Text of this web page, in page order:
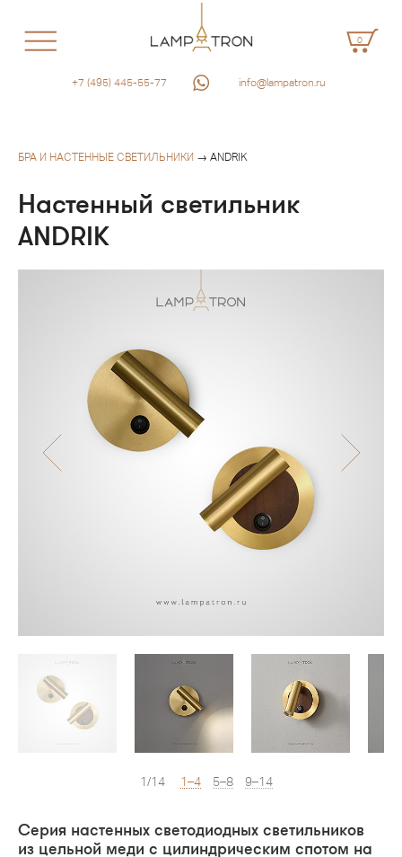
0
+7 (495) 445-55-77 info@lampatron.ru
БРА И НАСТЕННЫЕ СВЕТИЛЬНИКИ → ANDRIK
Настенный светильник
ANDRIK
1/14 1–4 5–8 9–14
Серия настенных светодиодных светильников
из цельной меди с цилиндрическим спотом на